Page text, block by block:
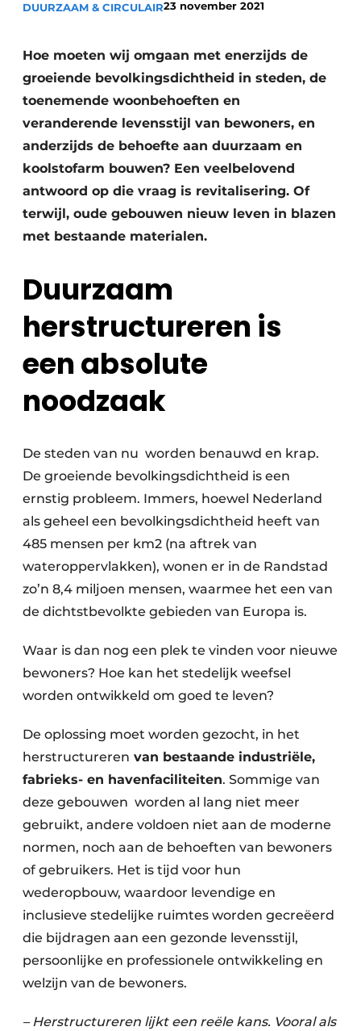
DUURZAAM & CIRCULAIR23 november 2021
Hoe moeten wij omgaan met enerzijds de
groeiende bevolkingsdichtheid in steden, de
toenemende woonbehoeften en
veranderende levensstijl van bewoners, en
anderzijds de behoefte aan duurzaam en
koolstofarm bouwen? Een veelbelovend
antwoord op die vraag is revitalisering. Of
terwijl, oude gebouwen nieuw leven in blazen
met bestaande materialen.
Duurzaam
herstructureren is
een absolute
noodzaak
De steden van nu worden benauwd en krap.
De groeiende bevolkingsdichtheid is een
ernstig probleem. Immers, hoewel Nederland
als geheel een bevolkingsdichtheid heeft van
485 mensen per km2 (na aftrek van
wateroppervlakken), wonen er in de Randstad
zo’n 8,4 miljoen mensen, waarmee het een van
de dichtstbevolkte gebieden van Europa is.
Waar is dan nog een plek te vinden voor nieuwe
bewoners? Hoe kan het stedelijk weefsel
worden ontwikkeld om goed te leven?
De oplossing moet worden gezocht, in het
herstructureren van bestaande industriële,
fabrieks- en havenfaciliteiten. Sommige van
deze gebouwen worden al lang niet meer
gebruikt, andere voldoen niet aan de moderne
normen, noch aan de behoeften van bewoners
of gebruikers. Het is tijd voor hun
wederopbouw, waardoor levendige en
inclusieve stedelijke ruimtes worden gecreëerd
die bijdragen aan een gezonde levensstijl,
persoonlijke en professionele ontwikkeling en
welzijn van de bewoners.
– Herstructureren lijkt een reële kans. Vooral als